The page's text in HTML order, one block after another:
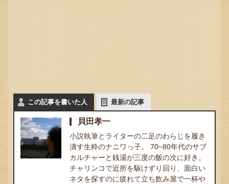
この記事を書いた人 最新の記事
貝田孝一
小説執筆とライターの二足のわらじを履き
潰す生粋のナニワっ子。 70~80年代のサブ
カルチャーと銭湯が三度の飯の次に好き。
チャリンコで近所を駆けずり回り、面白い
ネタを探すのに疲れて立ち飲み屋で一杯や